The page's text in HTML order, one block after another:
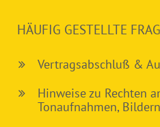
HÄUFIG GESTELLTE
Vertragsabschluß &
Hinweise zu Rechten
Tonaufnahmen,